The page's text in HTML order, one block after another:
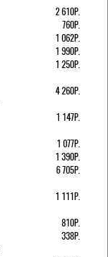
2 610Р.
760Р.
1 062Р.
1 990Р.
1 250Р.
4 260Р.
1 147Р.
1 077Р.
1 390Р.
6 705Р.
1 111Р.
810Р.
338Р.